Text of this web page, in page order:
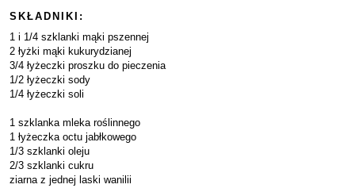
SKŁADNIKI:
1 i 1/4 szklanki mąki pszennej
2 łyżki mąki kukurydzianej
3/4 łyżeczki proszku do pieczenia
1/2 łyżeczki sody
1/4 łyżeczki soli
1 szklanka mleka roślinnego
1 łyżeczka octu jabłkowego
1/3 szklanki oleju
2/3 szklanki cukru
ziarna z jednej laski wanilii